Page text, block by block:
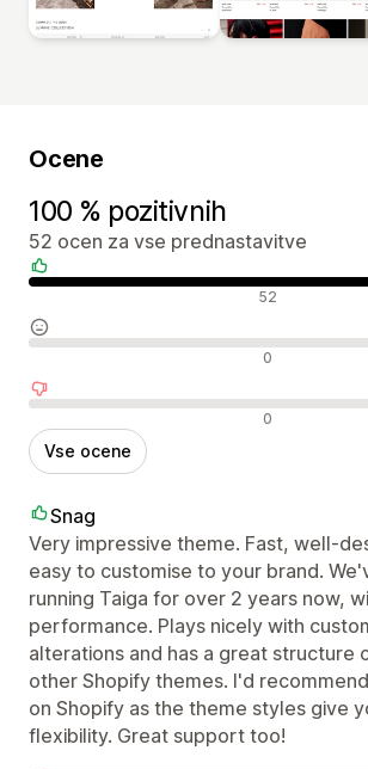
Ocene
100 % pozitivnih
52 ocen za vse prednastavitve
Pozitivne ocene 52
Nevtralne ocene 0
Negativne ocene 0
Vse ocene
Snag
Very impressive theme. Fast, well-
easy to customise to your brand.
running Taiga for over 2 years now,
performance. Plays nicely with
alterations and has a great structure
other Shopify themes. I'd
on Shopify as the theme styles give
flexibility. Great support too!